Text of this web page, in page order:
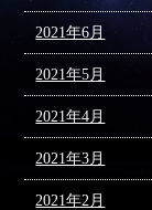
2021年6月
2021年5月
2021年4月
2021年3月
2021年2月